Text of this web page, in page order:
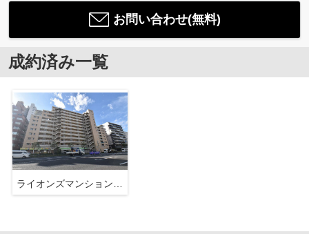
お問い合わせ(無料)
成約済み一覧